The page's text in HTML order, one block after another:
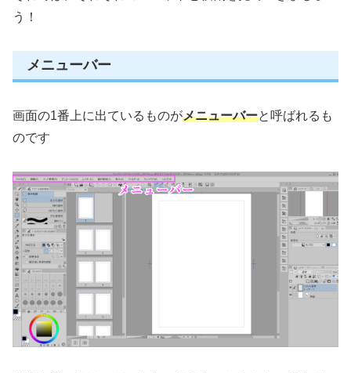
う！
メニューバー
画面の1番上に出ているものがメニューバーと呼ばれるも
のです